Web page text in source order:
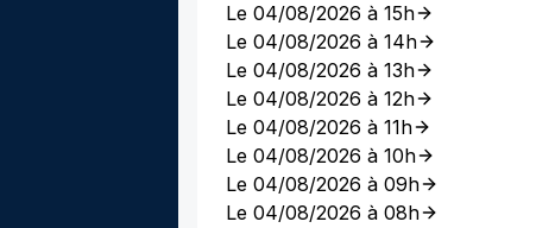
Le 04/08/2026 à 15h
Le 04/08/2026 à 14h
Le 04/08/2026 à 13h
Le 04/08/2026 à 12h
Le 04/08/2026 à 11h
Le 04/08/2026 à 10h
Le 04/08/2026 à 09h
Le 04/08/2026 à 08h